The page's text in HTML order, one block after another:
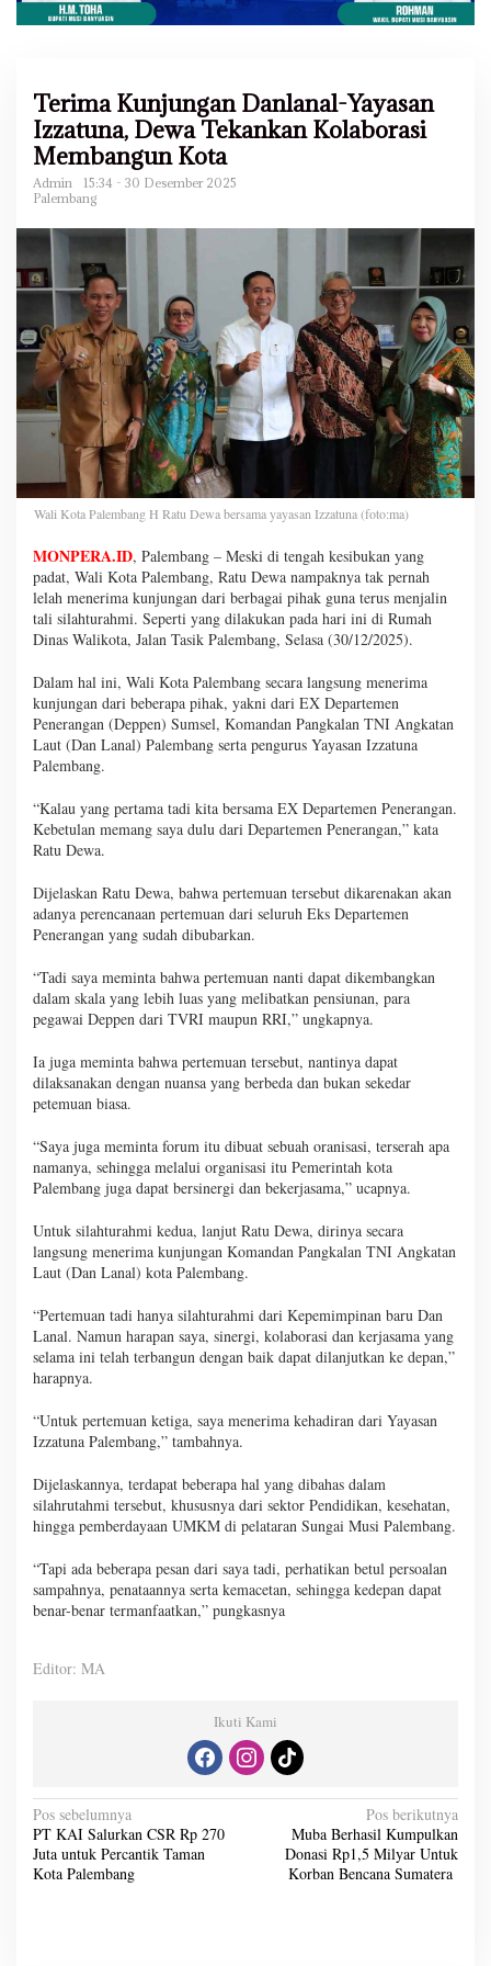
Terima Kunjungan Danlanal-Yayasan
Izzatuna, Dewa Tekankan Kolaborasi
Membangun Kota
Admin
15:34 - 30 Desember 2025
Palembang
Wali Kota Palembang H Ratu Dewa bersama yayasan Izzatuna (foto:ma)
MONPERA.ID, Palembang – Meski di tengah kesibukan yang
padat, Wali Kota Palembang, Ratu Dewa nampaknya tak pernah
lelah menerima kunjungan dari berbagai pihak guna terus menjalin
tali silahturahmi. Seperti yang dilakukan pada hari ini di Rumah
Dinas Walikota, Jalan Tasik Palembang, Selasa (30/12/2025).
Dalam hal ini, Wali Kota Palembang secara langsung menerima
kunjungan dari beberapa pihak, yakni dari EX Departemen
Penerangan (Deppen) Sumsel, Komandan Pangkalan TNI Angkatan
Laut (Dan Lanal) Palembang serta pengurus Yayasan Izzatuna
Palembang.
“Kalau yang pertama tadi kita bersama EX Departemen Penerangan.
Kebetulan memang saya dulu dari Departemen Penerangan,” kata
Ratu Dewa.
Dijelaskan Ratu Dewa, bahwa pertemuan tersebut dikarenakan akan
adanya perencanaan pertemuan dari seluruh Eks Departemen
Penerangan yang sudah dibubarkan.
“Tadi saya meminta bahwa pertemuan nanti dapat dikembangkan
dalam skala yang lebih luas yang melibatkan pensiunan, para
pegawai Deppen dari TVRI maupun RRI,” ungkapnya.
Ia juga meminta bahwa pertemuan tersebut, nantinya dapat
dilaksanakan dengan nuansa yang berbeda dan bukan sekedar
petemuan biasa.
“Saya juga meminta forum itu dibuat sebuah oranisasi, terserah apa
namanya, sehingga melalui organisasi itu Pemerintah kota
Palembang juga dapat bersinergi dan bekerjasama,” ucapnya.
Untuk silahturahmi kedua, lanjut Ratu Dewa, dirinya secara
langsung menerima kunjungan Komandan Pangkalan TNI Angkatan
Laut (Dan Lanal) kota Palembang.
“Pertemuan tadi hanya silahturahmi dari Kepemimpinan baru Dan
Lanal. Namun harapan saya, sinergi, kolaborasi dan kerjasama yang
selama ini telah terbangun dengan baik dapat dilanjutkan ke depan,”
harapnya.
“Untuk pertemuan ketiga, saya menerima kehadiran dari Yayasan
Izzatuna Palembang,” tambahnya.
Dijelaskannya, terdapat beberapa hal yang dibahas dalam
silahrutahmi tersebut, khususnya dari sektor Pendidikan, kesehatan,
hingga pemberdayaan UMKM di pelataran Sungai Musi Palembang.
“Tapi ada beberapa pesan dari saya tadi, perhatikan betul persoalan
sampahnya, penataannya serta kemacetan, sehingga kedepan dapat
benar-benar termanfaatkan,” pungkasnya
Editor: MA
Ikuti Kami
N
a
v
Pos sebelumnya
PT KAI Salurkan CSR Rp 270
Juta untuk Percantik Taman
Kota Palembang
Pos berikutnya
Muba Berhasil Kumpulkan
Donasi Rp1,5 Milyar Untuk
Korban Bencana Sumatera